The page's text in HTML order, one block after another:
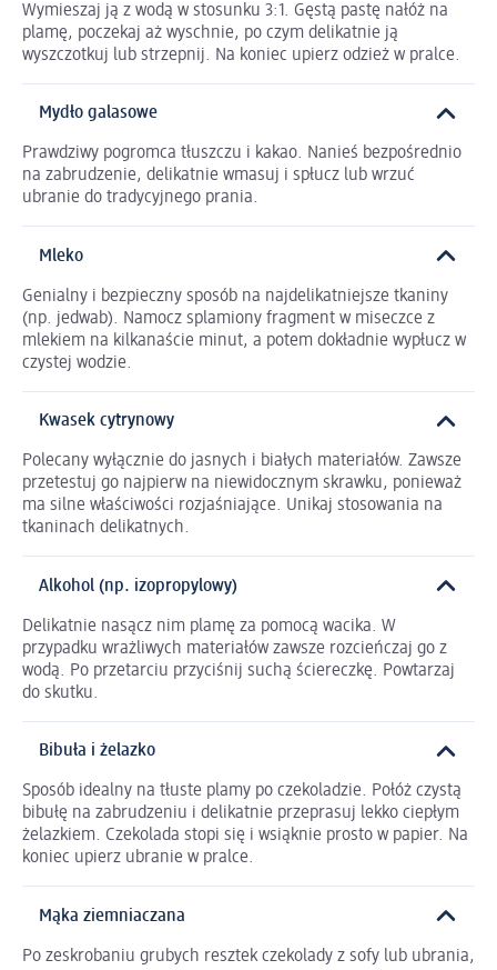
Wymieszaj ją z wodą w stosunku 3:1. Gęstą pastę nałóż na
plamę, poczekaj aż wyschnie, po czym delikatnie ją
wyszczotkuj lub strzepnij. Na koniec upierz odzież w pralce.
Mydło galasowe
Prawdziwy pogromca tłuszczu i kakao. Nanieś bezpośrednio
na zabrudzenie, delikatnie wmasuj i spłucz lub wrzuć
ubranie do tradycyjnego prania.
Mleko
Genialny i bezpieczny sposób na najdelikatniejsze tkaniny
(np. jedwab). Namocz splamiony fragment w miseczce z
mlekiem na kilkanaście minut, a potem dokładnie wypłucz w
czystej wodzie.
Kwasek cytrynowy
Polecany wyłącznie do jasnych i białych materiałów. Zawsze
przetestuj go najpierw na niewidocznym skrawku, ponieważ
ma silne właściwości rozjaśniające. Unikaj stosowania na
tkaninach delikatnych.
Alkohol (np. izopropylowy)
Delikatnie nasącz nim plamę za pomocą wacika. W
przypadku wrażliwych materiałów zawsze rozcieńczaj go z
wodą. Po przetarciu przyciśnij suchą ściereczkę. Powtarzaj
do skutku.
Bibuła i żelazko
Sposób idealny na tłuste plamy po czekoladzie. Połóż czystą
bibułę na zabrudzeniu i delikatnie przeprasuj lekko ciepłym
żelazkiem. Czekolada stopi się i wsiąknie prosto w papier. Na
koniec upierz ubranie w pralce.
Mąka ziemniaczana
Po zeskrobaniu grubych resztek czekolady z sofy lub ubrania,